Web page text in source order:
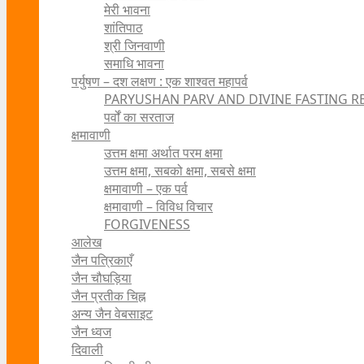
मेरी भावना
शांतिपाठ
श्री जिनवाणी
समाधि भावना
पर्युषण – दश लक्षण : एक शाश्वत महापर्व
PARYUSHAN PARV AND DIVINE FASTING
पर्वों का सरताज
क्षमावाणी
उत्तम क्षमा अर्थात परम क्षमा
उत्तम क्षमा, सबको क्षमा, सबसे क्षमा
क्षमावाणी – एक पर्व
क्षमावाणी – विविध विचार
FORGIVENESS
आलेख
जैन पत्रिकाएँ
जैन चौघड़िया
जैन प्रतीक चिह्न
अन्य जैन वेबसाइट
जैन ध्वज
दिवाली